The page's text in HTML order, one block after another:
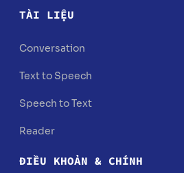
TÀI LIỆU
Conversation
Text to Speech
Speech to Text
Reader
ĐIỀU KHOẢN & CHÍNH